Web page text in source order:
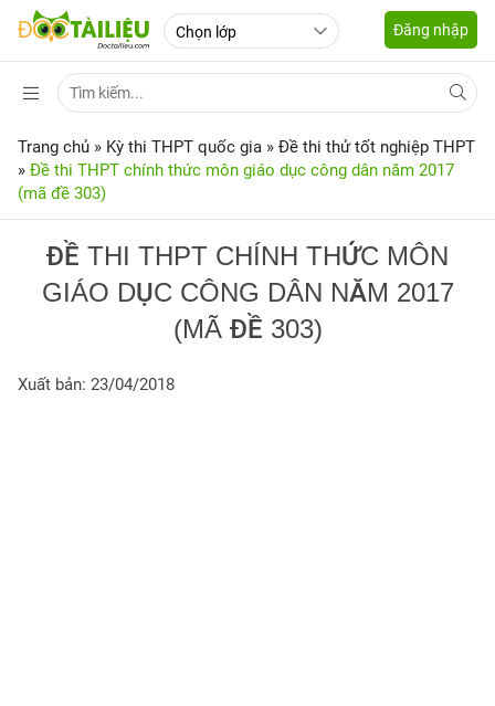
Đăng nhập
Trang chủ » Kỳ thi THPT quốc gia » Đề thi thử tốt nghiệp THPT
» Đề thi THPT chính thức môn giáo dục công dân năm 2017
(mã đề 303)
ĐỀ THI THPT CHÍNH THỨC MÔN
GIÁO DỤC CÔNG DÂN NĂM 2017
(MÃ ĐỀ 303)
Xuất bản: 23/04/2018